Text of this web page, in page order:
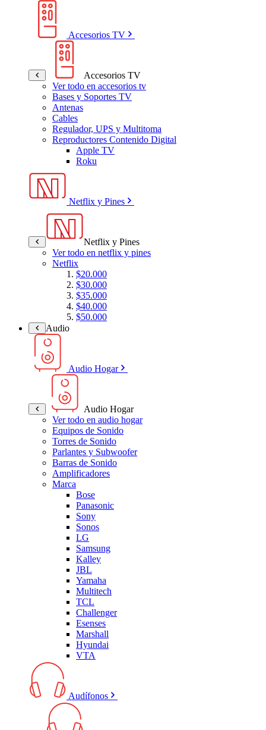
Accesorios TV
Accesorios TV
Ver todo en accesorios tv
Bases y Soportes TV
Antenas
Cables
Regulador, UPS y Multitoma
Reproductores Contenido Digital
Apple TV
Roku
Netflix y Pines
Netflix y Pines
Ver todo en netflix y pines
Netflix
$20.000
$30.000
$35.000
$40.000
$50.000
Audio
Audio Hogar
Audio Hogar
Ver todo en audio hogar
Equipos de Sonido
Torres de Sonido
Parlantes y Subwoofer
Barras de Sonido
Amplificadores
Marca
Bose
Panasonic
Sony
Sonos
LG
Samsung
Kalley
JBL
Yamaha
Multitech
TCL
Challenger
Esenses
Marshall
Hyundai
VTA
Audífonos